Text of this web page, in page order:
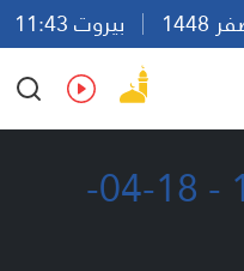
بيروت 11:43
Ar
En Fr Es
نشرة أخبار 19:30 - 18-04-